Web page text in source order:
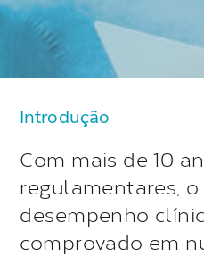
Introdução
Com mais de 10
regulamentares,
desempenho
comprovado em